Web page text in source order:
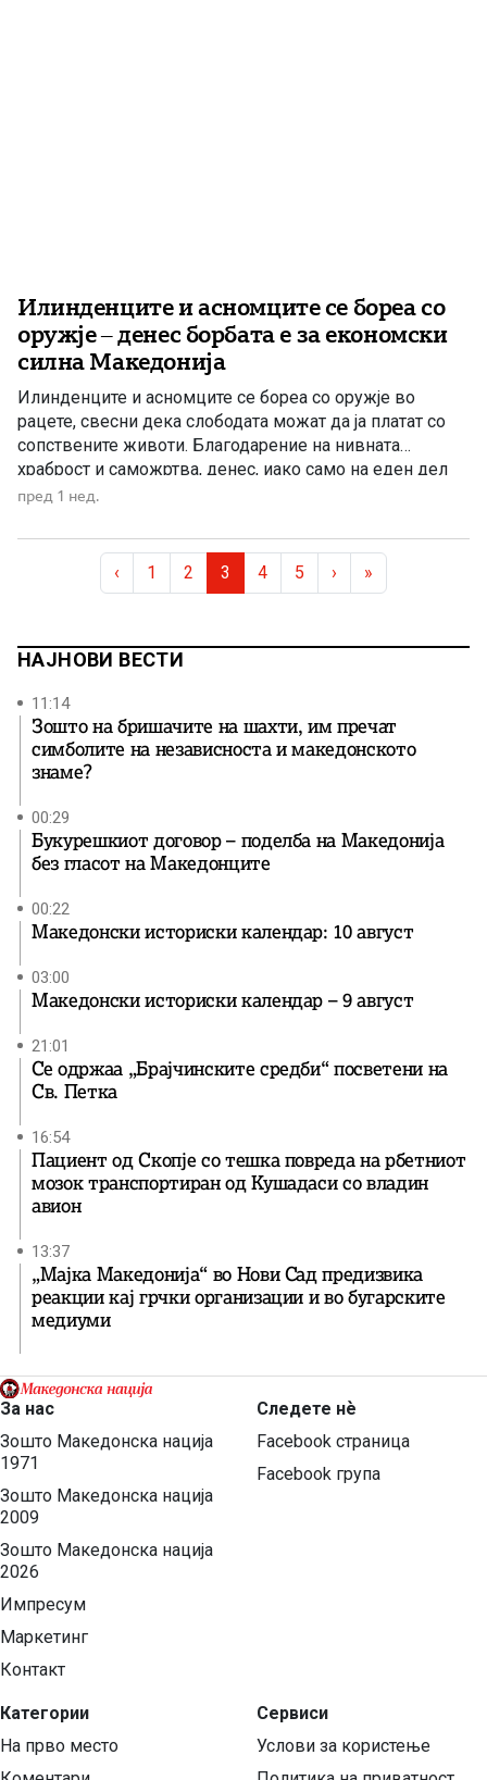
Илинденците и асномците се бореа со
оружје – денес борбата е за економски
силна Македонија
Илинденците и асномците се бореа со оружје во
рацете, свесни дека слободата можат да ја платат со
сопствените животи. Благодарение на нивната
храброст и саможртва, денес, иако само на еден дел
од Македонија, имаме сопствена држава, свој
македонското име. Нивниот аманет не е само да се
поклонуваме […]
пред 1 нед.
‹ Page
1 Page
2 Current Page
3 Page
4 Page
5 › »
НАЈНОВИ ВЕСТИ
11:14
Зошто на бришачите на шахти, им пречат
симболите на независноста и македонското
знаме?
00:29
Букурешкиот договор – поделба на Македонија
без гласот на Македонците
00:22
Македонски историски календар: 10 август
03:00
Македонски историски календар – 9 август
21:01
Се одржаа „Брајчинските средби“ посветени на
Св. Петка
16:54
Пациент од Скопје со тешка повреда на рбетниот
мозок транспортиран од Кушадаси со владин
авион
13:37
„Мајка Македонија“ во Нови Сад предизвика
реакции кај грчки организации и во бугарските
медиуми
За нас
Зошто Македонска нација
1971
Зошто Македонска нација
2009
Зошто Македонска нација
2026
Импресум
Маркетинг
Контакт
Категории
На прво место
Следете нѐ
Facebook страница
Facebook група
Сервиси
Услови за користење